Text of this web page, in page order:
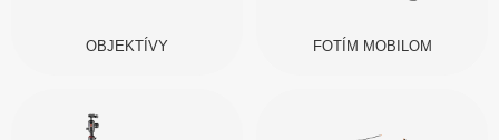
OBJEKTÍVY FOTÍM MOBILOM